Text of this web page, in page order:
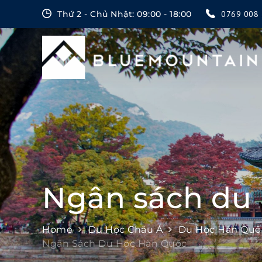
content
Thứ 2 - Chủ Nhật: 09:00 - 18:00 0769 008
Ngân sách du
Home Du Học Châu Á Du Học Hàn
Ngân Sách Du Học Hàn Quốc